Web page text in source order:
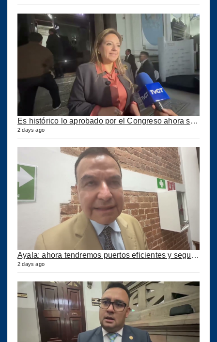
Es histórico lo aprobado por el Congreso ahora se podrán construir puertos privados
2 days ago
2 days ago